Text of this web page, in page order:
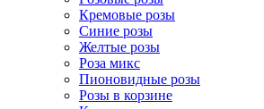
Кремовые розы
Синие розы
Желтые розы
Роза микс
Пионовидные розы
Розы в корзине